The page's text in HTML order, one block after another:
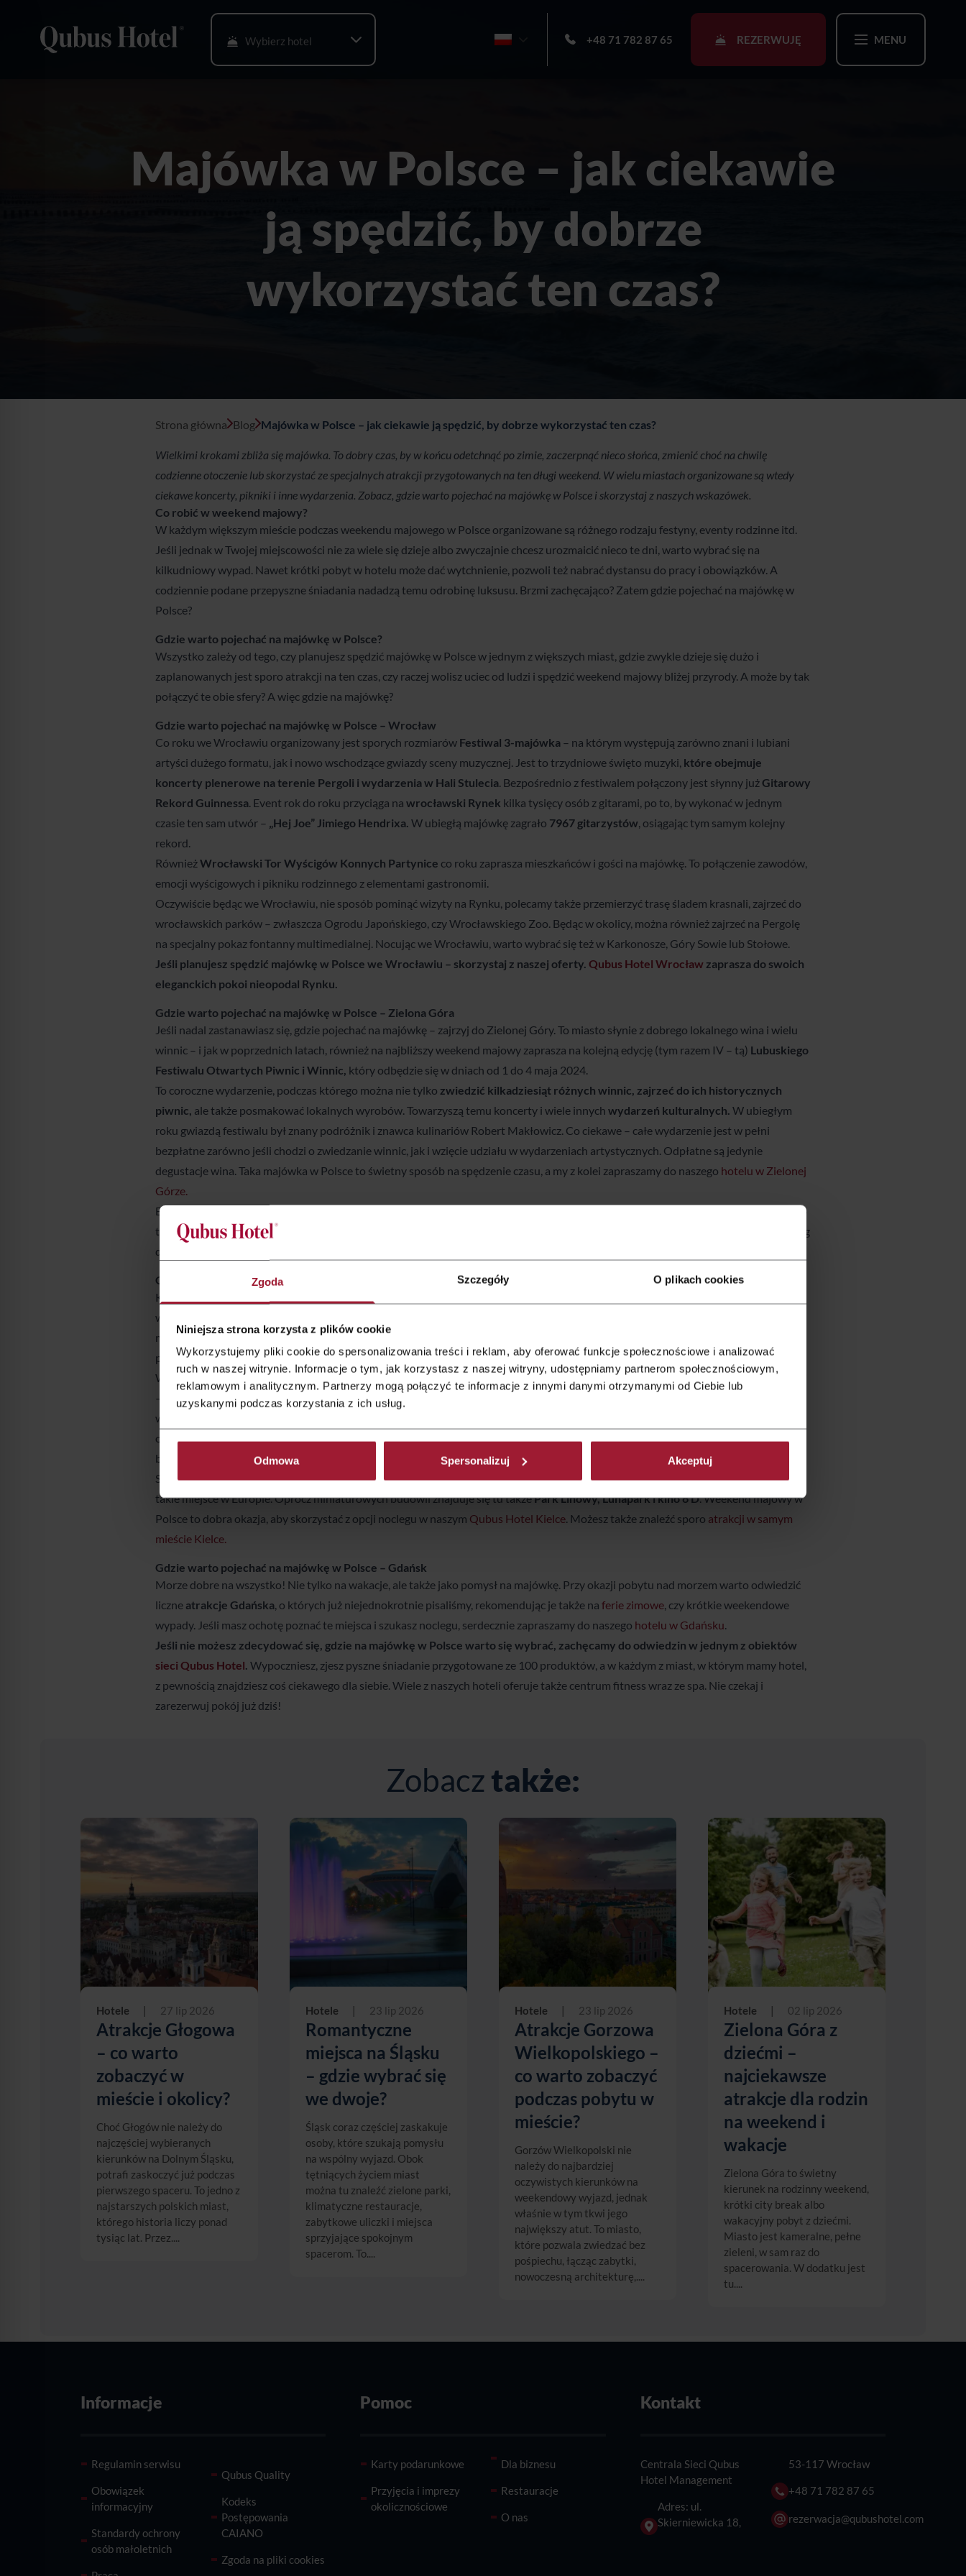
Zgoda Szczegóły O plikach cookies
Niniejsza strona korzysta z plików cookie
Wykorzystujemy pliki cookie do spersonalizowania treści i reklam, aby oferować funkcje społecznościowe i analizować
ruch w naszej witrynie. Informacje o tym, jak korzystasz z naszej witryny, udostępniamy partnerom społecznościowym,
reklamowym i analitycznym. Partnerzy mogą połączyć te informacje z innymi danymi otrzymanymi od Ciebie lub
uzyskanymi podczas korzystania z ich usług.
Odmowa Spersonalizuj Akceptuj
Wybierz hotel
Gliwice
Gorzów Wlkp.
Katowice
Wrocław
Zielona Góra
Żory
+48 71 782 87 65 REZERWUJĘ MENU
Majówka w Polsce – jak ciekawie
ją spędzić, by dobrze
wykorzystać ten czas?
Strona główna Blog Majówka w Polsce – jak ciekawie ją spędzić, by dobrze wykorzystać ten czas?
Wielkimi krokami zbliża się majówka. To dobry czas, by w końcu odetchnąć po zimie, zaczerpnąć nieco słońca, zmienić choć na chwilę
codzienne otoczenie lub skorzystać ze specjalnych atrakcji przygotowanych na ten długi weekend. W wielu miastach organizowane są wtedy
ciekawe koncerty, pikniki i inne wydarzenia. Zobacz, gdzie warto pojechać na majówkę w Polsce i skorzystaj z naszych wskazówek.
Co robić w weekend majowy?
W każdym większym mieście podczas weekendu majowego w Polsce organizowane są różnego rodzaju festyny, eventy rodzinne itd.
Jeśli jednak w Twojej miejscowości nie za wiele się dzieje albo zwyczajnie chcesz urozmaicić nieco te dni, warto wybrać się na
kilkudniowy wypad. Nawet krótki pobyt w hotelu może dać wytchnienie, pozwoli też nabrać dystansu do pracy i obowiązków. A
codziennie podane przepyszne śniadania nadadzą temu odrobinę luksusu. Brzmi zachęcająco? Zatem gdzie pojechać na majówkę w
Polsce?
Gdzie warto pojechać na majówkę w Polsce?
Wszystko zależy od tego, czy planujesz spędzić majówkę w Polsce w jednym z większych miast, gdzie zwykle dzieje się dużo i
zaplanowanych jest sporo atrakcji na ten czas, czy raczej wolisz uciec od ludzi i spędzić weekend majowy bliżej przyrody. A może by tak
połączyć te obie sfery? A więc gdzie na majówkę?
Gdzie warto pojechać na majówkę w Polsce – Wrocław
Co roku we Wrocławiu organizowany jest sporych rozmiarów Festiwal 3-majówka – na którym występują zarówno znani i lubiani
artyści dużego formatu, jak i nowo wschodzące gwiazdy sceny muzycznej. Jest to trzydniowe święto muzyki, które obejmuje
koncerty plenerowe na terenie Pergoli i wydarzenia w Hali Stulecia. Bezpośrednio z festiwalem połączony jest słynny jużGitarowy
Rekord Guinnessa. Event rok do roku przyciąga na wrocławski Rynek kilka tysięcy osób z gitarami, po to, by wykonać w jednym
czasie ten sam utwór – „Hej Joe” Jimiego Hendrixa. W ubiegłą majówkę zagrało 7967 gitarzystów, osiągając tym samym kolejny
rekord.
RównieżWrocławski Tor Wyścigów Konnych Partynice co roku zaprasza mieszkańców i gości na majówkę. To połączenie zawodów,
emocji wyścigowych i pikniku rodzinnego z elementami gastronomii.
Oczywiście będąc we Wrocławiu, nie sposób pominąć wizyty na Rynku, polecamy także przemierzyć trasę śladem krasnali, zajrzeć do
wrocławskich parków – zwłaszcza Ogrodu Japońskiego, czy Wrocławskiego Zoo. Będąc w okolicy, można również zajrzeć na Pergolę
na specjalny pokaz fontanny multimedialnej. Nocując we Wrocławiu, warto wybrać się też w Karkonosze, Góry Sowie lub Stołowe.
Jeśli planujesz spędzić majówkę w Polsce we Wrocławiu – skorzystaj z naszej oferty. Qubus Hotel Wrocław zaprasza do swoich
eleganckich pokoi nieopodal Rynku.
Gdzie warto pojechać na majówkę w Polsce – Zielona Góra
Jeśli nadal zastanawiasz się, gdzie pojechać na majówkę – zajrzyj do Zielonej Góry. To miasto słynie z dobrego lokalnego wina i wielu
winnic – i jak w poprzednich latach, również na najbliższy weekend majowy zaprasza na kolejną edycję (tym razem IV – tą) Lubuskiego
Festiwalu Otwartych Piwnic i Winnic, który odbędzie się w dniach od 1 do 4 maja 2024.
To coroczne wydarzenie, podczas którego można nie tylko zwiedzić kilkadziesiąt różnych winnic, zajrzeć do ich historycznych
piwnic, ale także posmakować lokalnych wyrobów. Towarzyszą temu koncerty i wiele innych wydarzeń kulturalnych. W ubiegłym
roku gwiazdą festiwalu był znany podróżnik i znawca kulinariów Robert Makłowicz. Co ciekawe – całe wydarzenie jest w pełni
bezpłatne zarówno jeśli chodzi o zwiedzanie winnic, jak i wzięcie udziału w wydarzeniach artystycznych. Odpłatne są jedynie
degustacje wina. Taka majówka w Polsce to świetny sposób na spędzenie czasu, a my z kolei zapraszamy do naszego hotelu w Zielonej
Górze.
Będąc w lubuskim, warto również wybrać się na łono przyrody. To województwo zachwyca
To
także idealne warunki, by przemierzyć okolice rowerem. A na niektórych odcinkach nawet
W tym celu zapraszamy na nocleg
do
Gdzie warto pojechać na majówkę w Polsce
Kielce to kolejny kierunek, który polecamy na majówkę w Polsce. Choć nie są zlokalizowane na południu kraju i może nie każdy o tym
wie, Kielce leżą w górach! Mowa oczywiście o
miejscem zlotów czarownic. Góry Świętokrzyskie są idealne na piesze, ale również rowerowe wyprawy. Znajdziesz tam niewielkie
pagórki, przepiękny krajobraz i wiele ciekawych zabytków do odwiedzenia.
W centrum Gór Świętokrzyskich, niecałe pół godziny drogi od Kielc, leży Świętokrzyski Park Narodowy. Nieco dalej – w Nowej Słupi
– znajduje sięOsada Dymarkowa– w której ma się okazję doświadczyć tego, jak żyli
warsztaty hutnicze, czy kowalskie, ale także stanowiska łucznicze i garncarskie oraz chałupy, w których niegdyś mieszkano. Będąc w
okolicy Kielc, warto wybrać się także doParku Rozrywki i Miniatur Sabat Krajno– w którym znajdziesz miniatury najsłynniejszych
budowli i obiektów z całego świata – m.in. wieży Eiffla, słynnego mostu Rialto w Wenecji, Krzywej Wieży w Pizie, opery w Sydney, czy
Statuy Wolności, a nawetwodospadu Niagara. Panoramę obejmującą wszystkie obiekty można oglądać ze wzgórza, jest to jedyne
takie miejsce w Europie. Oprócz miniaturowych budowli znajduje się tu takżePark Linowy, Lunapark i kino 6 D. Weekend majowy w
Polsce to dobra okazja, aby skorzystać z opcji noclegu w naszym Qubus Hotel Kielce. Możesz także znaleźć sporo atrakcji w samym
mieście Kielce.
Gdzie warto pojechać na majówkę w Polsce – Gdańsk
Morze dobre na wszystko! Nie tylko na wakacje, ale także jako pomysł na majówkę. Przy okazji pobytu nad morzem warto odwiedzić
liczne atrakcje Gdańska, o których już niejednokrotnie pisaliśmy, rekomendując je także na ferie zimowe, czy krótkie weekendowe
wypady. Jeśli masz ochotę poznać te miejsca i szukasz noclegu, serdecznie zapraszamy do naszego hotelu w Gdańsku.
Jeśli nie możesz zdecydować się, gdzie na majówkę w Polsce warto się wybrać, zachęcamy do odwiedzin w jednym z obiektów
sieci Qubus Hotel. Wypoczniesz, zjesz pyszne śniadanie przygotowane ze 100 produktów, a w każdym z miast, w którym mamy hotel,
z pewnością znajdziesz coś ciekawego dla siebie. Wiele z naszych hoteli oferuje także centrum fitness wraz ze spa. Nie czekaj i
zarezerwuj pokój już dziś!
Zobacztakże:
Hotele | 27 lip 2026
Atrakcje Głogowa
– co warto
zobaczyć w
mieście i okolicy?
Choć Głogów nie należy do
najczęściej wybieranych
kierunków na Dolnym Śląsku,
potrafi zaskoczyć już podczas
pierwszego spaceru. To jedno z
najstarszych polskich miast,
którego historia liczy ponad
tysiąc lat. Przez....
Hotele | 23 lip 2026
Romantyczne
miejsca na Śląsku
– gdzie wybrać się
we dwoje?
Śląsk coraz częściej zaskakuje
osoby, które szukają pomysłu
na wspólny wyjazd. Obok
tętniących życiem miast
można tu znaleźć zielone parki,
klimatyczne restauracje,
zabytkowe uliczki i miejsca
sprzyjające spokojnym
spacerom. To....
Hotele | 23 lip 2026
Atrakcje Gorzowa
Wielkopolskiego –
co warto zobaczyć
podczas pobytu w
mieście?
Gorzów Wielkopolski nie
należy do najbardziej
oczywistych kierunków na
weekendowy wyjazd, jednak
właśnie w tym tkwi jego
największy atut. To miasto,
które pozwala zwiedzać bez
pośpiechu, łącząc zabytki,
nowoczesną architekturę,....
Hotele | 02 lip 2026
Zielona Góra z
dziećmi –
najciekawsze
atrakcje dla rodzin
na weekend i
wakacje
Zielona Góra to świetny
kierunek na rodzinny weekend,
krótki city break albo
wakacyjny pobyt z dziećmi.
Miasto jest kameralne, pełne
zieleni, w sam raz do
spacerowania. W dodatku jest
tu....
Informacje
Regulamin serwisu
Obowiązek
informacyjny
Standardy ochrony
osób małoletnich
Qubus Quality
Kodeks
Postępowania
CAIANO
Zgoda na pliki cookies
Pomoc
Karty podarunkowe
Przyjęcia i imprezy
okolicznościowe
Dla biznesu
Restauracje
O nas
Kontakt
Centrala Sieci Qubus
Hotel Management
Adres: ul.
Skierniewicka 18,
53-117 Wrocław
+48 71 782 87 65
rezerwacja@qubushotel.com